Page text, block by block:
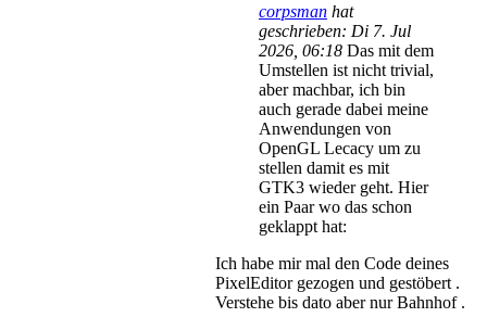
corpsman hat
geschrieben: Di 7. Jul
2026, 06:18 Das mit dem
Umstellen ist nicht trivial,
aber machbar, ich bin
auch gerade dabei meine
Anwendungen von
OpenGL Lecacy um zu
stellen damit es mit
GTK3 wieder geht. Hier
ein Paar wo das schon
geklappt hat:
Ich habe mir mal den Code deines
PixelEditor gezogen und gestöbert .
Verstehe bis dato aber nur Bahnhof .